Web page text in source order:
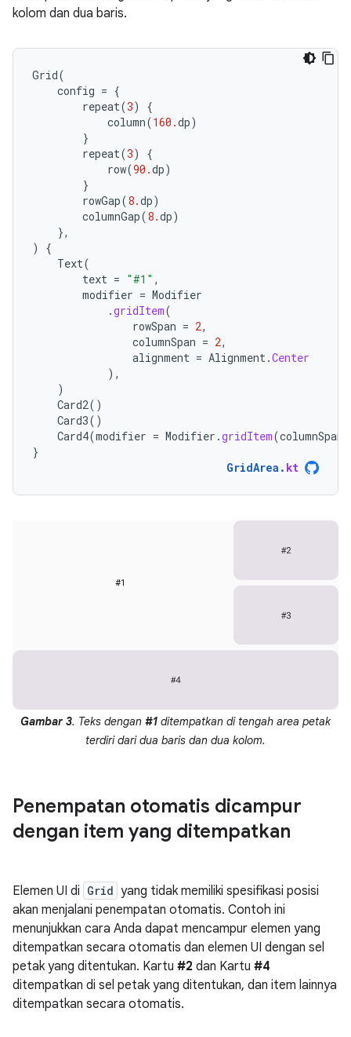
kolom dan dua baris.
Grid(
config = {
repeat(3)
{
column(160.dp)
}
repeat(3)
{
row(90.dp)
}
rowGap(8.dp)
columnGap(8.dp)
},
)
{
Text(
text = "#1" ,
modifier = Modifier
.gridItem(
rowSpan = 2,
columnSpan = 2,
alignment = Alignment.Center
),
)
Card2()
Card3()
Card4(modifier = Modifier .gridItem(columnSpan
}
GridArea . kt
Gambar 3. Teks dengan #1 ditempatkan di tengah area petak
terdiri dari dua baris dan dua kolom.
Penempatan otomatis dicampur
dengan item yang ditempatkan
Elemen UI di Grid yang tidak memiliki spesifikasi posisi
akan menjalani penempatan otomatis. Contoh ini
menunjukkan cara Anda dapat mencampur elemen yang
ditempatkan secara otomatis dan elemen UI dengan sel
petak yang ditentukan. Kartu #2 dan Kartu #4
ditempatkan di sel petak yang ditentukan, dan item lainnya
ditempatkan secara otomatis.